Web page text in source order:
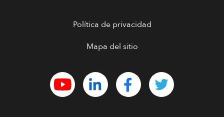
Política de privacidad
Mapa del sitio